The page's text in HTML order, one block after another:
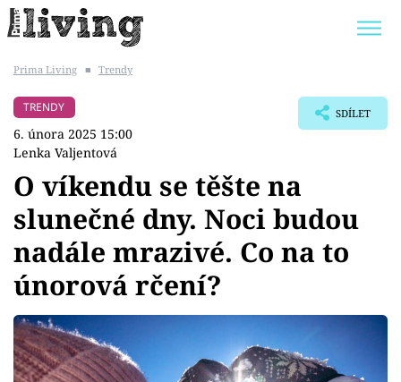
BYDLENÍ SLAVNÝCH
Témata
Bydlení
Zahrada
Design
Prima Living ■ Trendy
TRENDY
6. února 2025 15:00
Lenka Valjentová
SDÍLET
O víkendu se těšte na
slunečné dny. Noci budou
nadále mrazivé. Co na to
únorová rčení?